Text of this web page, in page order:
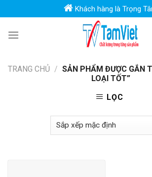
to
content
Khách hàng là Trọng
TRANG CHỦ / SẢN PHẨM ĐƯỢC GẮN
LOẠI TỐT”
LỌC